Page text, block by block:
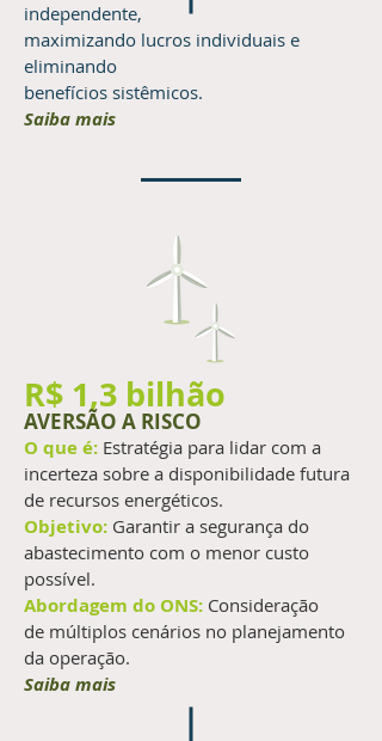
independente,
maximizando lucros individuais e
eliminando
benefícios sistêmicos.
Saiba mais
R$ 1,3 bilhão
AVERSÃO A RISCO
O que é: Estratégia para lidar com a
incerteza sobre a disponibilidade futura
de recursos energéticos.
Objetivo: Garantir a segurança do
abastecimento com o menor custo
possível.
Abordagem do ONS: Consideração
de múltiplos cenários no planejamento
da operação.
Saiba mais